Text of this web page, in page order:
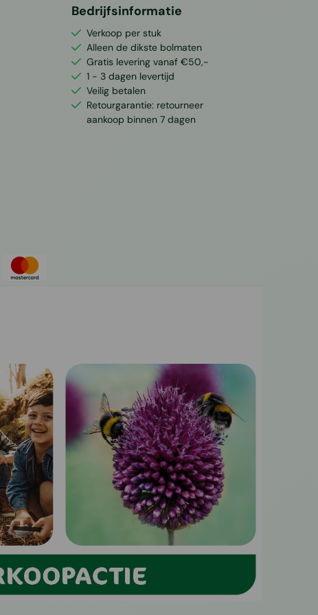
Bedrijfsinformatie
Verkoop per stuk
Alleen de dikste bolmaten
Gratis levering vanaf €50,-
1 - 3 dagen levertijd
Veilig betalen
Retourgarantie: retourneer
aankoop binnen 7 dagen